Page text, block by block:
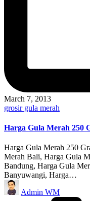
March 7, 2013
Posted
grosir gula merah
Harga Gula Merah 250
Harga Gula Merah 250
Merah Bali, Harga Gula
Bandung, Harga Gula
Banyuwangi, Harga…
Posted
by
Admin WM